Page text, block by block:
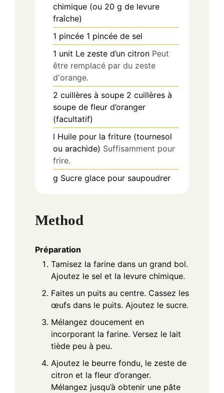
chimique (ou 20 g de levure
fraîche)
1 pincée 1 pincée de sel
1 unit Le zeste d’un citron Peut
être remplacé par du zeste
d'orange.
2 cuillères à soupe 2 cuillères à
soupe de fleur d’oranger
(facultatif)
l Huile pour la friture (tournesol
ou arachide) Suffisamment pour
frire.
g Sucre glace pour saupoudrer
Method
Préparation
Tamisez la farine dans un grand bol.
Ajoutez le sel et la levure chimique.
Faites un puits au centre. Cassez les
œufs dans le puits. Ajoutez le sucre.
Mélangez doucement en
incorporant la farine. Versez le lait
tiède peu à peu.
Ajoutez le beurre fondu, le zeste de
citron et la fleur d’oranger.
Mélangez jusqu’à obtenir une pâte